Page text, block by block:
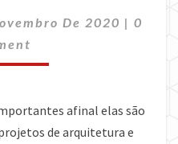
CONSTRUÇÕES
De 2020 | 0
afinal elas são
de arquitetura e